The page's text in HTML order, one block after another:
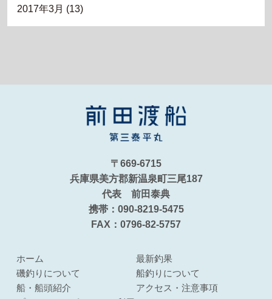
2017年3月 (13)
〒669-6715
兵庫県美方郡新温泉町三尾187
代表 前田泰典
携帯：090-8219-5475
FAX：0796-82-5757
ホーム
最新釣果
磯釣りについて
船釣りについて
船・船頭紹介
アクセス・注意事項